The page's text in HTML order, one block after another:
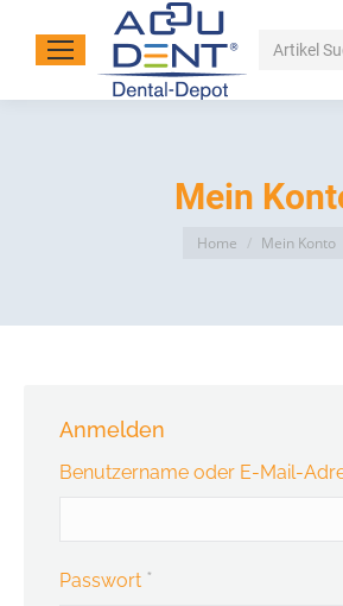
Search:
Mein
You are here:
Home Mein Konto
Anmelden
Benutzername oder E-Mail-
Passwort *